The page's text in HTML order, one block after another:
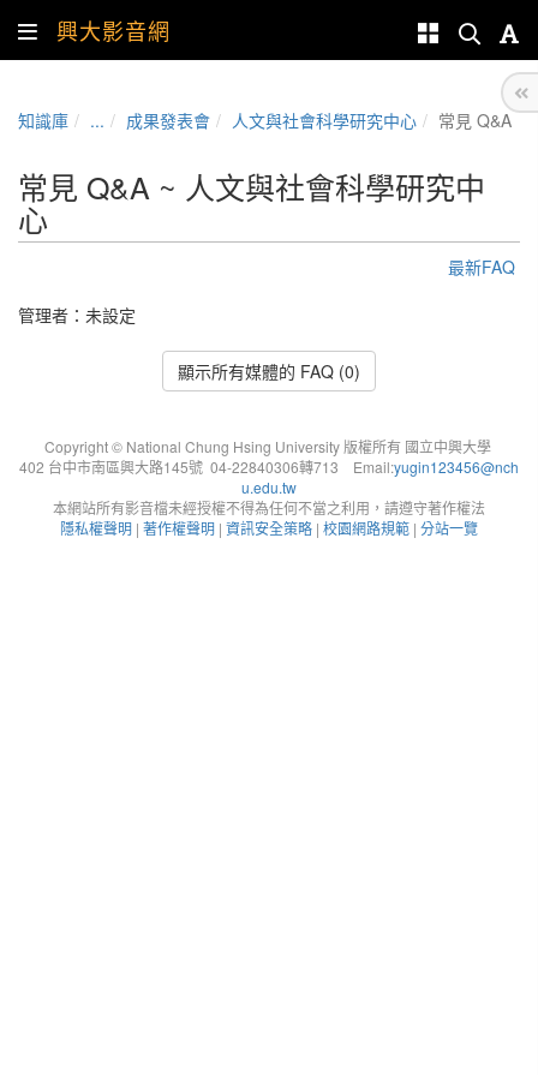
興大影音網
知識庫 ... 成果發表會 人文與社會科學研究中心 常見 Q&A
常見 Q&A ~ 人文與社會科學研究中
心
最新FAQ
管理者：未設定
顯示所有媒體的 FAQ (0)
Copyright © National Chung Hsing University 版權所有 國立中興大學
402 台中市南區興大路145號 04-22840306轉713 Email:yugin123456@nch
u.edu.tw
本網站所有影音檔未經授權不得為任何不當之利用，請遵守著作權法
隱私權聲明 | 著作權聲明 | 資訊安全策略 | 校園網路規範 | 分站一覽